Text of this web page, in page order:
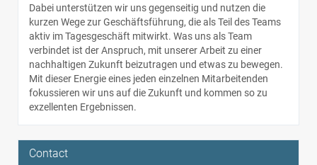
Dabei unterstützen wir uns gegenseitig und nutzen die
kurzen Wege zur Geschäftsführung, die als Teil des Teams
aktiv im Tagesgeschäft mitwirkt. Was uns als Team
verbindet ist der Anspruch, mit unserer Arbeit zu einer
nachhaltigen Zukunft beizutragen und etwas zu bewegen.
Mit dieser Energie eines jeden einzelnen Mitarbeitenden
fokussieren wir uns auf die Zukunft und kommen so zu
exzellenten Ergebnissen.
Contact